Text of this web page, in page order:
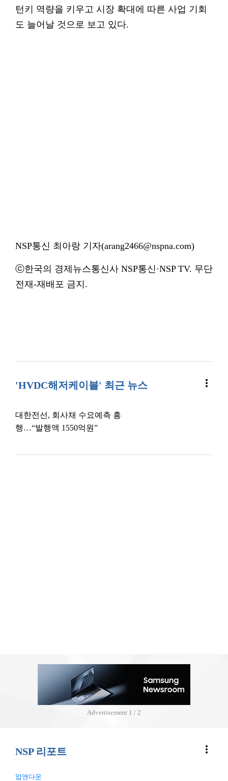
턴키 역량을 키우고 시장 확대에 따른 사업 기회
도 늘어날 것으로 보고 있다.
NSP통신 최아랑 기자(arang2466@nspna.com)
ⓒ한국의 경제뉴스통신사 NSP통신·NSP TV. 무단
전재-재배포 금지.
'HVDC해저케이블' 최근 뉴스 more_vert
대한전선, 회사채 수요예측 흥
행…“발행액 1550억원”
Advertisement 2 / 2
NSP 리포트 more_vert
업앤다운